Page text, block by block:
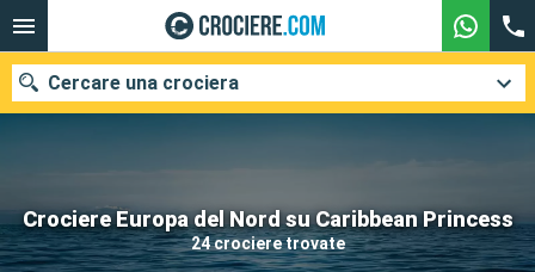
Crociere Europa del Nord su Caribbean Princess
24 crociere trovate
Cercare una crociera
Le nostre destinazioni
Mesi di partenza